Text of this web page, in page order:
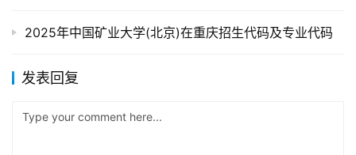
2025年中国矿业大学(北京)在重庆招生代码及专业代码
发表回复